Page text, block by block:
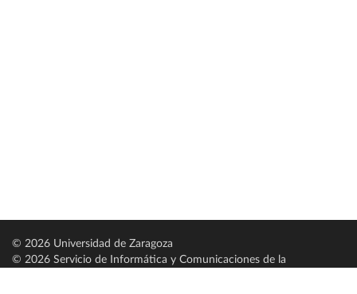
© 2026 Universidad de Zaragoza
© 2026 Servicio de Informática y Comunicaciones de la